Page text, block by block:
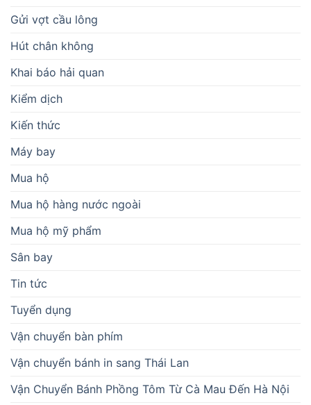
Gửi vợt cầu lông
Hút chân không
Khai báo hải quan
Kiểm dịch
Kiến thức
Máy bay
Mua hộ
Mua hộ hàng nước ngoài
Mua hộ mỹ phẩm
Sân bay
Tin tức
Tuyển dụng
Vận chuyển bàn phím
Vận chuyển bánh in sang Thái Lan
Vận Chuyển Bánh Phồng Tôm Từ Cà Mau Đến Hà Nội